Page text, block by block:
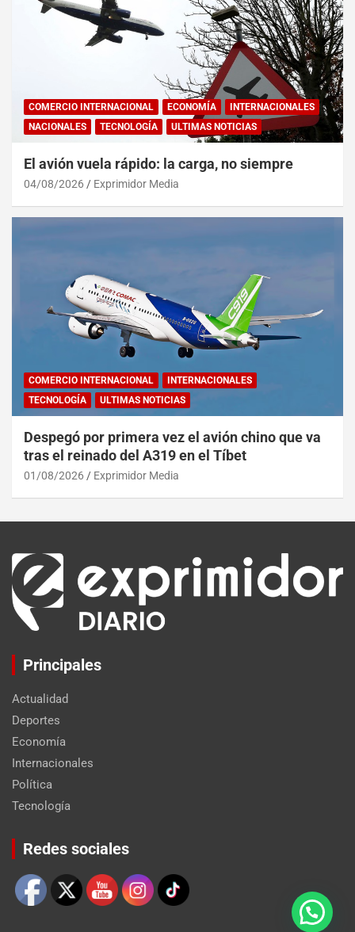
COMERCIO INTERNACIONAL ECONOMÍA
INTERNACIONALES
NACIONALES
TECNOLOGÍA ULTIMAS NOTICIAS
El avión vuela rápido: la carga, no siempre
04/08/2026 Exprimidor Media
COMERCIO INTERNACIONAL
INTERNACIONALES
TECNOLOGÍA
ULTIMAS NOTICIAS
Despegó por primera vez el avión chino que va
tras el reinado del A319 en el Tíbet
01/08/2026 Exprimidor Media
Principales
Actualidad
Deportes
Economía
Internacionales
Política
Tecnología
Redes sociales